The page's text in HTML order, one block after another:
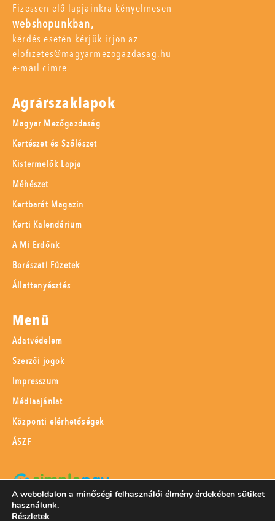
Fizessen elő lapjainkra kényelmesen
webshopunkban,
kérdés esetén kérjük írjon az
elofizetes@magyarmezogazdasag.hu
e-mail címre.
Agrárszaklapok
Magyar Mezőgazdaság
Kertészet és Szőlészet
Kistermelők Lapja
Méhészet
Kertbarát Magazin
Kerti Kalendárium
A Mi Erdőnk
Borászati Füzetek
Állattenyésztés
Menü
Adatvédelem
Szerzői jogok
Impresszum
Médiaajánlat
Központi elérhetőségek
ÁSZF
SimplePay adattovábbítási nyilatkozat
A weboldalon a minőségi felhasználói élmény érdekében sütiket
használunk.
Részletek